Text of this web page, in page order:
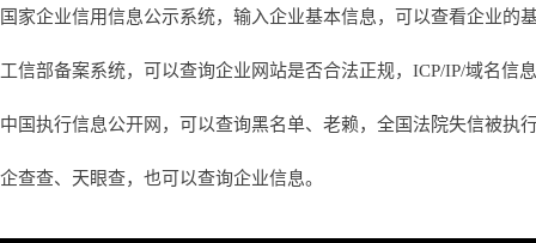
国家企业信用信息公示系统，输入企业基本信息，可以查看企业的
工信部备案系统，可以查询企业网站是否合法正规，ICP/IP/域名信
中国执行信息公开网，可以查询黑名单、老赖，全国法院失信被执
企查查、天眼查，也可以查询企业信息。